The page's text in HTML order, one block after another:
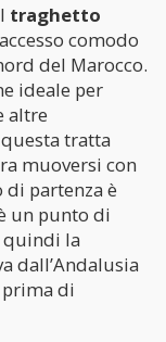
traghetto
comodo
del Marocco.
ideale per
altre
tratta
muoversi con
partenza è
un punto di
quindi la
dall’Andalusia
di